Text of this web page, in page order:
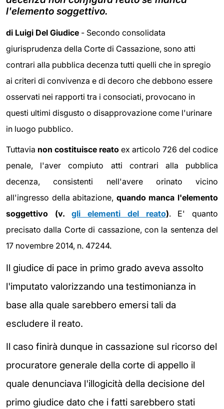
l'elemento soggettivo.
di Luigi Del Giudice - Secondo consolidata
giurisprudenza della Corte di Cassazione, sono atti
contrari alla pubblica decenza tutti quelli che in spregio
ai criteri di convivenza e di decoro che debbono essere
osservati nei rapporti tra i consociati, provocano in
questi ultimi disgusto o disapprovazione come l'urinare
in luogo pubblico.
Tuttavia non costituisce reato ex articolo 726 del codice
penale, l'aver compiuto atti contrari alla pubblica
decenza, consistenti nell'avere orinato vicino
all'ingresso della abitazione, quando manca l'elemento
soggettivo (v.gli elementi del reato). E' quanto
precisato dalla Corte di cassazione, con la sentenza del
17 novembre 2014, n. 47244.
Il giudice di pace in primo grado aveva assolto
l'imputato valorizzando una testimonianza in
base alla quale sarebbero emersi tali da
escludere il reato.
Il caso finirà dunque in cassazione sul ricorso del
procuratore generale della corte di appello il
quale denunciava l'illogicità della decisione del
primo giudice dato che i fatti sarebbero stati